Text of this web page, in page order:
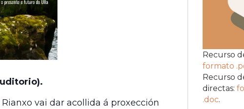
vai dar acollida á proxección
Recurso
formato
Recurso
directas:
.doc.